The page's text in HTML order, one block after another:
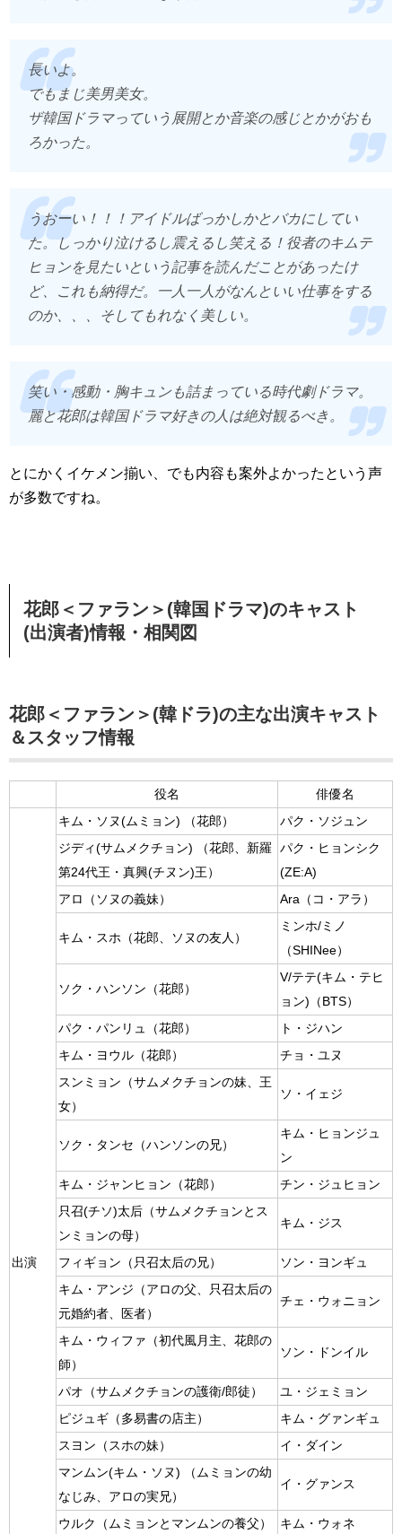
長いよ。
でもまじ美男美女。
ザ韓国ドラマっていう展開とか音楽の感じとかがおも
ろかった。
うおーい！！！アイドルばっかしかとバカにしてい
た。しっかり泣けるし震えるし笑える！役者のキムテ
ヒョンを見たいという記事を読んだことがあったけ
ど、これも納得だ。一人一人がなんといい仕事をする
のか、、、そしてもれなく美しい。
笑い・感動・胸キュンも詰まっている時代劇ドラマ。
麗と花郎は韓国ドラマ好きの人は絶対観るべき。
とにかくイケメン揃い、でも内容も案外よかったという声
が多数ですね。
花郎＜ファラン＞(韓国ドラマ)のキャスト
(出演者)情報・相関図
花郎＜ファラン＞(韓ドラ)の主な出演キャスト
＆スタッフ情報
役名 俳優名
出演
キム・ソヌ(ムミョン) （花郎）
パク・ソジュン
ジディ(サムメクチョン)
（花郎、新羅
第24代王・真興(チヌン)王）
パク・ヒョンシク
(ZE:A)
アロ
（ソヌの義妹） Ara（コ・アラ）
キム・スホ （花郎、ソヌの友人）
ミンホ/ミノ
（SHINee）
ソク・ハンソン （花郎）
V/テテ(キム・テヒ
ョン)（BTS）
パク・パンリュ
（花郎）
ト・ジハン
キム・ヨウル （花郎）
チョ・ユヌ
スンミョン （サムメクチョンの妹、王
女）
ソ・イェジ
ソク・タンセ （ハンソンの兄）
キム・ヒョンジュ
ン
キム・ジャンヒョン （花郎）
チン・ジュヒョン
只召(チソ)太后 （サムメクチョンとス
ンミョンの母）
キム・ジス
フィギョン （只召太后の兄）
ソン・ヨンギュ
キム・アンジ （アロの父、只召太后の
元婚約者、医者）
チェ・ウォニョン
キム・ウィファ （初代風月主、花郎の
師）
ソン・ドンイル
パオ （サムメクチョンの護衛/郎徒）
ユ・ジェミョン
ピジュギ （多易書の店主）
キム・グァンギュ
スヨン （スホの妹）
イ・ダイン
マンムン(キム・ソヌ)
（ムミョンの幼
なじみ、アロの実兄）
イ・グァンス
ウルク （ムミョンとマンムンの養父） キム・ウォネ